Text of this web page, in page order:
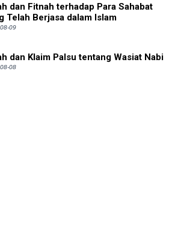
dan Fitnah terhadap Para Sahabat
Telah Berjasa dalam Islam
09
dan Klaim Palsu tentang Wasiat Nabi
08